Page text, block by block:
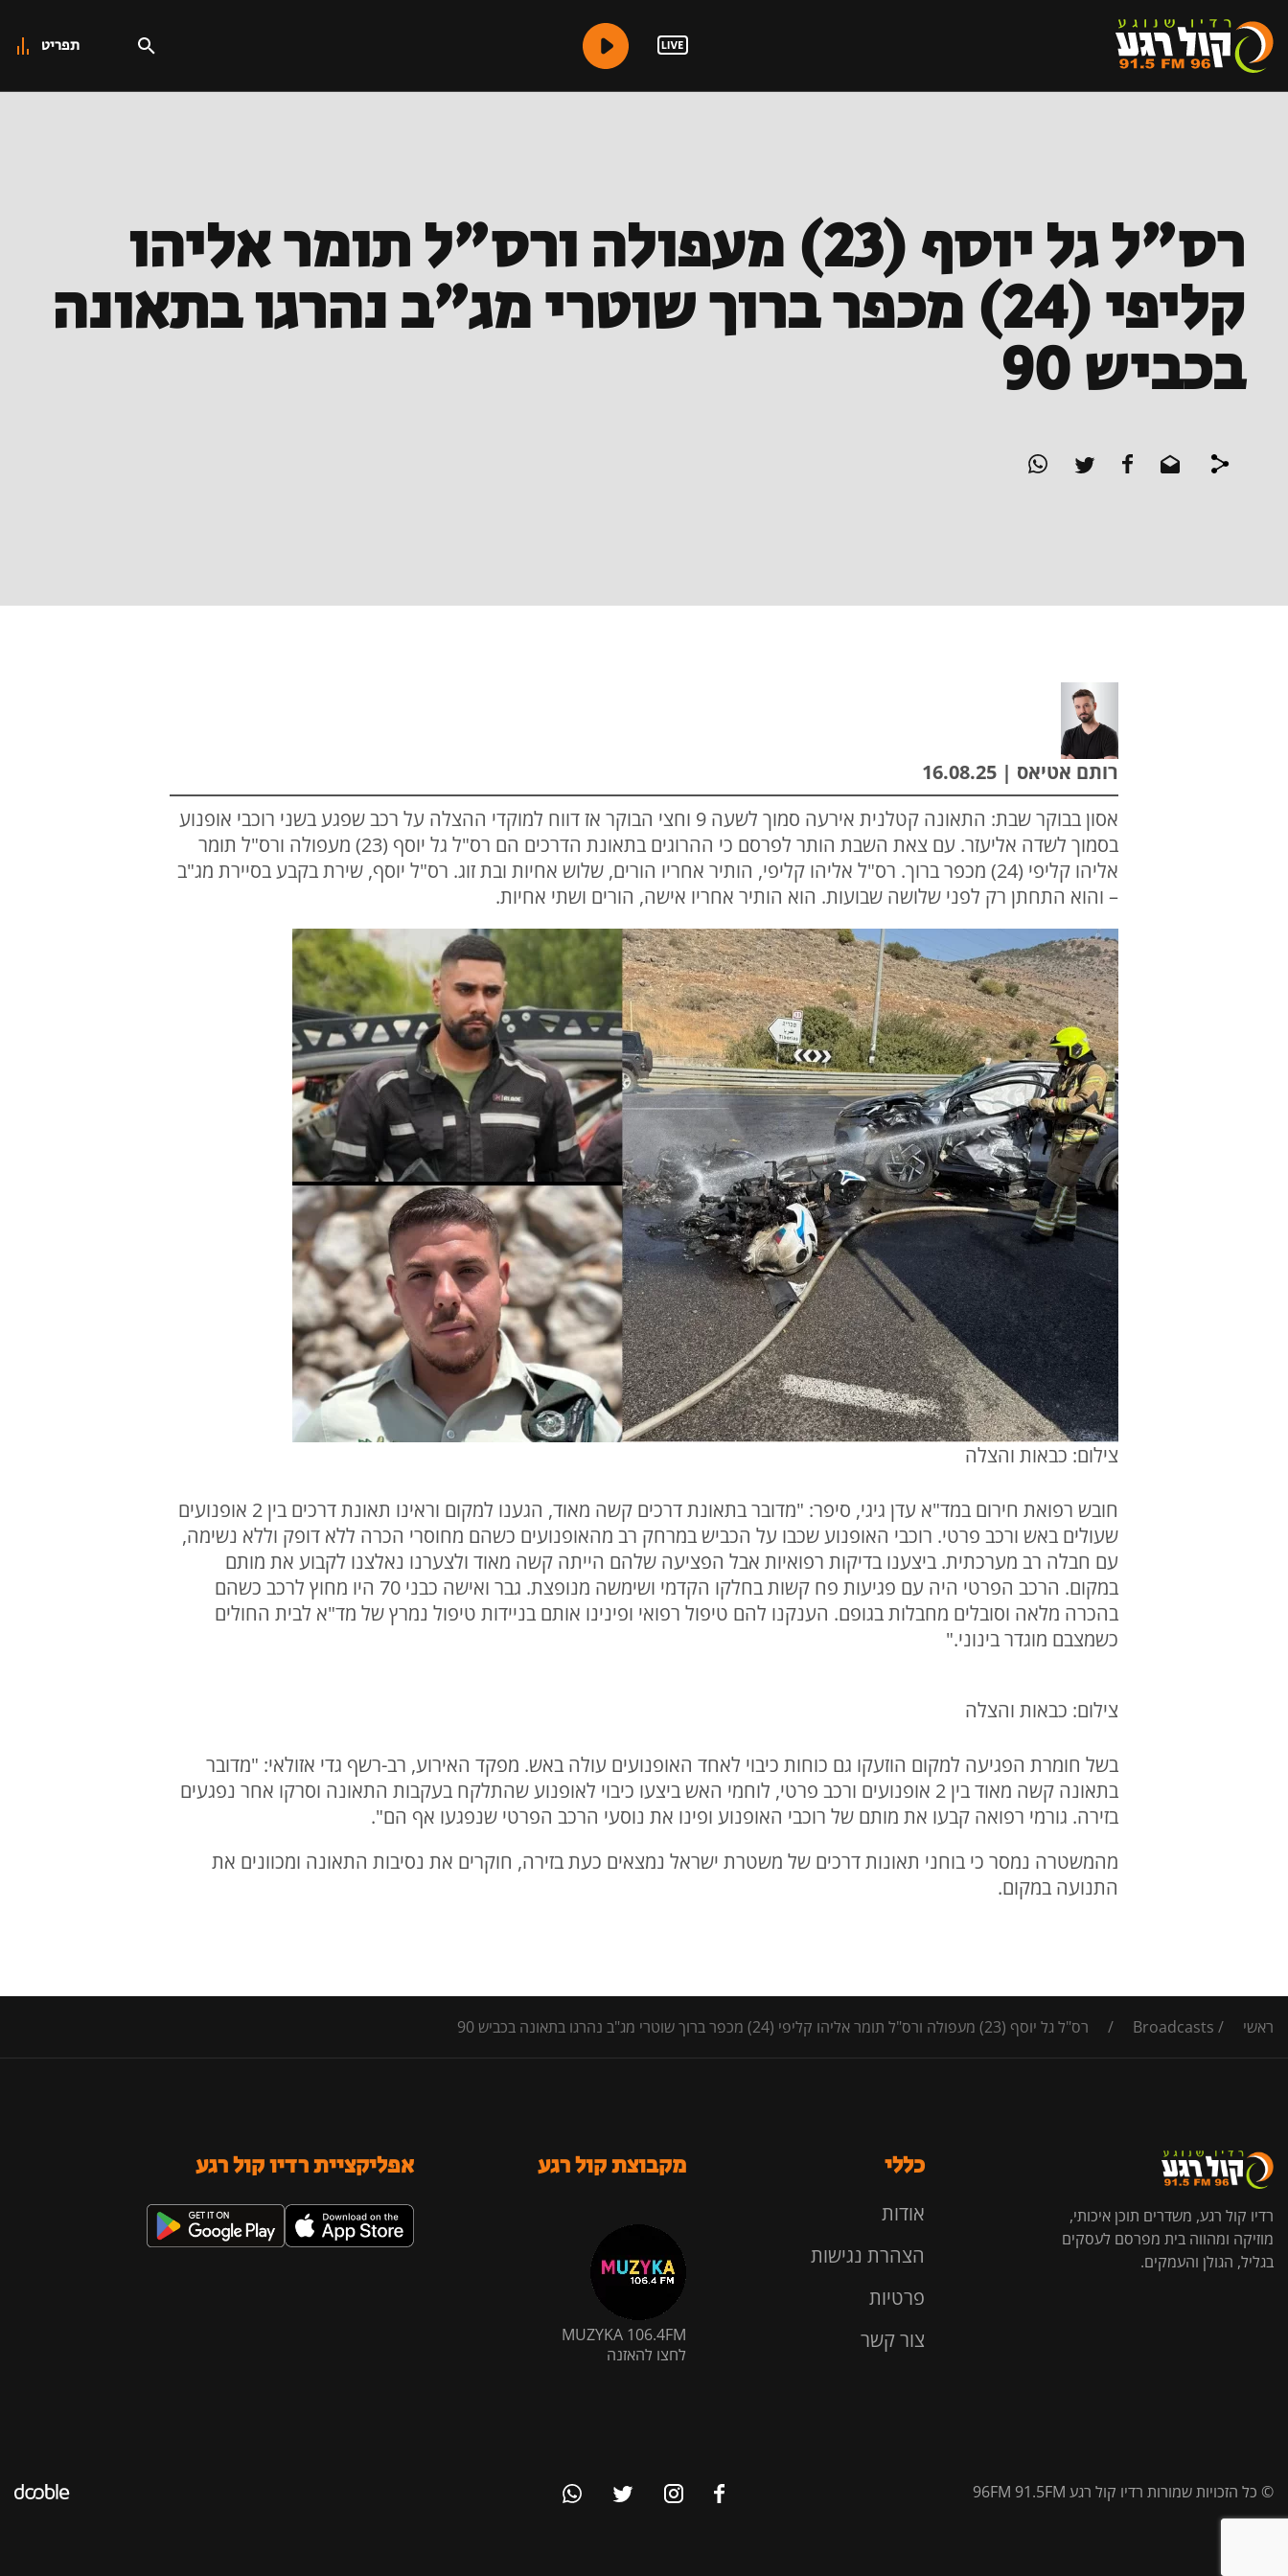
תפריט
רס"ל גל יוסף (23) מעפולה ורס"ל תומר אליהו
קליפי (24) מכפר ברוך שוטרי מג"ב נהרגו בתאונה
בכביש 90
רותם אטיאס | 16.08.25
אסון בבוקר שבת: התאונה קטלנית אירעה סמוך לשעה 9 וחצי הבוקר אז דווח למוקדי ההצלה על רכב שפגע בשני רוכבי אופנוע
בסמוך לשדה אליעזר. עם צאת השבת הותר לפרסם כי ההרוגים בתאונת הדרכים הם רס"ל גל יוסף (23) מעפולה ורס"ל תומר
אליהו קליפי (24) מכפר ברוך. רס"ל אליהו קליפי, הותיר אחריו הורים, שלוש אחיות ובת זוג. רס"ל יוסף, שירת בקבע בסיירת מג"ב
– והוא התחתן רק לפני שלושה שבועות. הוא הותיר אחריו אישה, הורים ושתי אחיות.
צילום: כבאות והצלה
חובש רפואת חירום במד"א עדן גיגי, סיפר: "מדובר בתאונת דרכים קשה מאוד, הגענו למקום וראינו תאונת דרכים בין 2 אופנועים
שעולים באש ורכב פרטי. רוכבי האופנוע שכבו על הכביש במרחק רב מהאופנועים כשהם מחוסרי הכרה ללא דופק וללא נשימה,
עם חבלה רב מערכתית. ביצענו בדיקות רפואיות אבל הפציעה שלהם הייתה קשה מאוד ולצערנו נאלצנו לקבוע את מותם
במקום. הרכב הפרטי היה עם פגיעות פח קשות בחלקו הקדמי ושימשה מנופצת. גבר ואישה כבני 70 היו מחוץ לרכב כשהם
בהכרה מלאה וסובלים מחבלות בגופם. הענקנו להם טיפול רפואי ופינינו אותם בניידות טיפול נמרץ של מד"א לבית החולים
כשמצבם מוגדר בינוני."
צילום: כבאות והצלה
בשל חומרת הפגיעה למקום הוזעקו גם כוחות כיבוי לאחד האופנועים עולה באש. מפקד האירוע, רב-רשף גדי אזולאי: "מדובר
בתאונה קשה מאוד בין 2 אופנועים ורכב פרטי, לוחמי האש ביצעו כיבוי לאופנוע שהתלקח בעקבות התאונה וסרקו אחר נפגעים
בזירה. גורמי רפואה קבעו את מותם של רוכבי האופנוע ופינו את נוסעי הרכב הפרטי שנפגעו אף הם".
מהמשטרה נמסר כי בוחני תאונות דרכים של משטרת ישראל נמצאים כעת בזירה, חוקרים את נסיבות התאונה ומכוונים את
התנועה במקום.
ראשי /
Broadcasts
/ רס"ל גל יוסף (23) מעפולה ורס"ל תומר אליהו קליפי (24) מכפר ברוך שוטרי מג"ב נהרגו בתאונה בכביש 90
רדיו קול רגע, משדרים תוכן איכותי,
מוזיקה ומהווה בית מפרסם לעסקים
בגליל, הגולן והעמקים.
כללי
אודות
הצהרת נגישות
פרטיות
צור קשר
מקבוצת קול רגע
MUZYKA 106.4FM
לחצו להאזנה
אפליקציית רדיו קול רגע
© כל הזכויות שמורות רדיו קול רגע 96FM 91.5FM